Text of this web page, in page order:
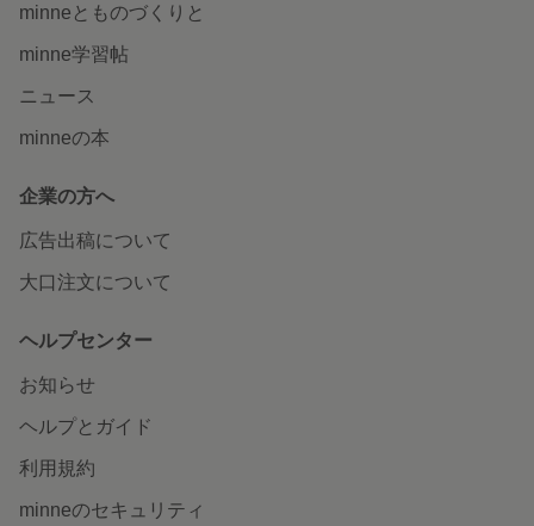
minneとものづくりと
minne学習帖
ニュース
minneの本
企業の方へ
広告出稿について
大口注文について
ヘルプセンター
お知らせ
ヘルプとガイド
利用規約
minneのセキュリティ